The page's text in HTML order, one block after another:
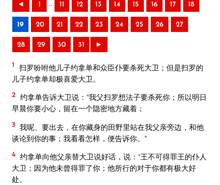
◄ 1 .. 11 12 13 14 15 16 17 18
19 20 21 22 23 24 25 26 27
28 29 30 31 ►
1
扫罗吩咐他儿子约拿单和众臣仆要杀死大卫；但是扫罗的
儿子约拿单却极喜爱大卫。
2 约拿单告诉大卫说：“我父扫罗想法子要杀死你；所以明日
早晨你要小心，留在一个隐密地方藏着；
3 我呢、要出去，在你藏身的田野里站在我父亲旁边，和他
谈论到你的事；我看看怎样，便告诉你。”
4 约拿单向他父亲替大卫说好话，说：“王不可得罪王的仆人
大卫；因为他未曾得罪了你；他所行的对于你都有极大好
处。